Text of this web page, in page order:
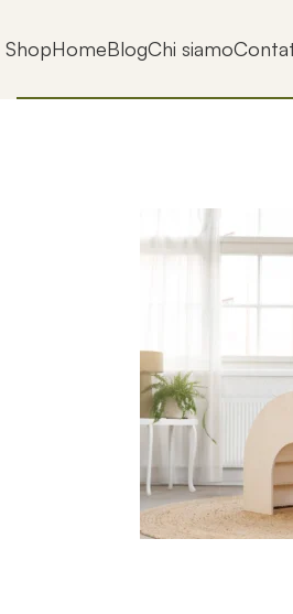
ShopHomeBlogChi siamo